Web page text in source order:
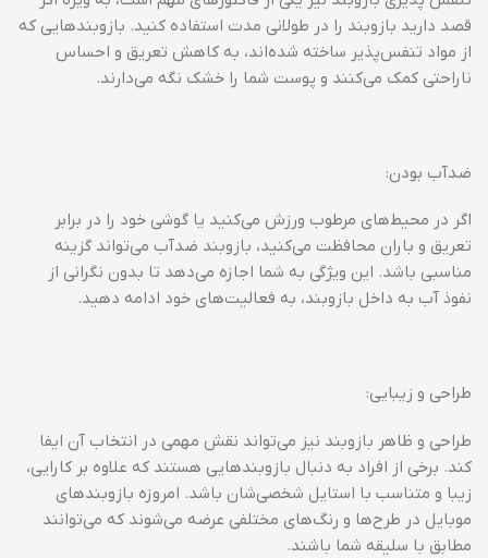
قصد دارید بازوبند را در طولانی مدت استفاده کنید. بازوبندهایی که
از مواد تنفس‌پذیر ساخته شده‌اند، به کاهش تعریق و احساس
ناراحتی کمک می‌کنند و پوست شما را خشک نگه می‌دارند.
ضدآب بودن:
اگر در محیط‌های مرطوب ورزش می‌کنید یا گوشی خود را در برابر
تعریق و باران محافظت می‌کنید، بازوبند ضدآب می‌تواند گزینه
مناسبی باشد. این ویژگی به شما اجازه می‌دهد تا بدون نگرانی از
نفوذ آب به داخل بازوبند، به فعالیت‌های خود ادامه دهید.
طراحی و زیبایی:
طراحی و ظاهر بازوبند نیز می‌تواند نقش مهمی در انتخاب آن ایفا
کند. برخی از افراد به دنبال بازوبندهایی هستند که علاوه بر کارایی،
زیبا و متناسب با استایل شخصی‌شان باشد. امروزه بازوبندهای
موبایل در طرح‌ها و رنگ‌های مختلفی عرضه می‌شوند که می‌توانند
مطابق با سلیقه شما باشند.